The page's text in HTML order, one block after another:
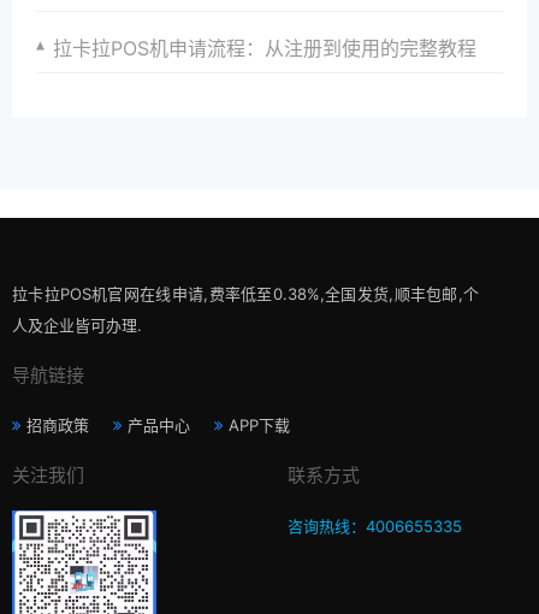
拉卡拉POS机申请流程：从注册到使用的完整教程
拉卡拉POS机官网在线申请,费率低至0.38%,全国发货,顺丰包邮,个
人及企业皆可办理.
导航链接
招商政策 产品中心 APP下载
关注我们 联系方式
咨询热线：4006655335